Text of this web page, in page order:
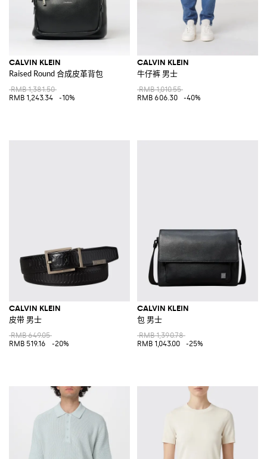
CALVIN KLEIN
Raised Round 合成皮革背包
RMB 1,381.50
RMB 1,243.34
-10%
CALVIN KLEIN
牛仔裤 男士
RMB 1,010.55
RMB 606.30
-40%
CALVIN KLEIN
皮带 男士
RMB 649.05
RMB 519.16
-20%
CALVIN KLEIN
包 男士
RMB 1,390.78
RMB 1,043.00
-25%